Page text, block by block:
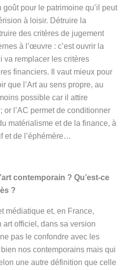
pour le patrimoine qu’il peut
à loisir. Détruire la
des critères de jugement
à l’œuvre : c’est ouvrir la
va remplacer les critères
financiers. Il vaut mieux pour
que l’Art au sens propre, au
possible car il attire
or l’AC permet de conditionner
matérialisme et de la finance, à
et de l’éphémère…
contemporain ? Qu’est-ce
?
médiatique et, en France,
art officiel, dans sa version
pas le confondre avec les
nos contemporains mais qui
une autre définition que celle